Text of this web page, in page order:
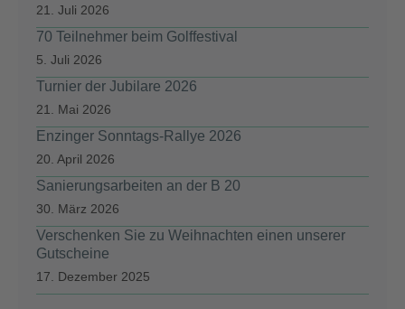
21. Juli 2026
70 Teilnehmer beim Golffestival
5. Juli 2026
Turnier der Jubilare 2026
21. Mai 2026
Enzinger Sonntags-Rallye 2026
20. April 2026
Sanierungsarbeiten an der B 20
30. März 2026
Verschenken Sie zu Weihnachten einen unserer
Gutscheine
17. Dezember 2025